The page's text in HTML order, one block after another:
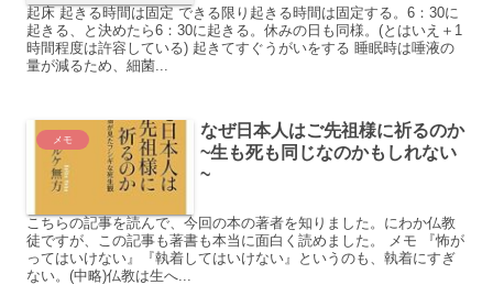
起床 起きる時間は固定 できる限り起きる時間は固定する。6：30に
起きる、と決めたら6：30に起きる。休みの日も同様。(とはいえ＋1
時間程度は許容している) 起きてすぐうがいをする 睡眠時は唾液の
量が減るため、細菌...
メモ
なぜ日本人はご先祖様に祈るのか
~生も死も同じなのかもしれない
~
こちらの記事を読んで、今回の本の著者を知りました。にわか仏教
徒ですが、この記事も著書も本当に面白く読めました。 メモ 『怖が
ってはいけない』『執着してはいけない』というのも、執着にすぎ
ない。(中略)仏教は生へ...